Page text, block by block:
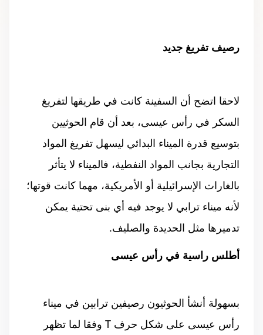
رصيف تفريغ جديد
لاحقا اتضح أن السفينة كانت في طريقها لتفريغ
السكر في رأس عيسى، بعد أن قام الحوثيين
بتوسيع قدرة الميناء البدائي ليسهل تفريغ المواد
التجارية بجانب المواد النفطية، فالميناء لا يتأثر
بالغارات الإسرائيلية أو الأمريكية، مهما كانت قوتها؛
لأنه ميناء ترابي لا يوجد فيه أي بنى تحتية يمكن
تدميرها مثل الحديدة والصليف.
أطلس راسية في رأس عيسى
بسهولة أنشأ الحوثيون رصيفين ترابين في ميناء
رأس عيسى على شكل حرف T وفقا لما تظهر